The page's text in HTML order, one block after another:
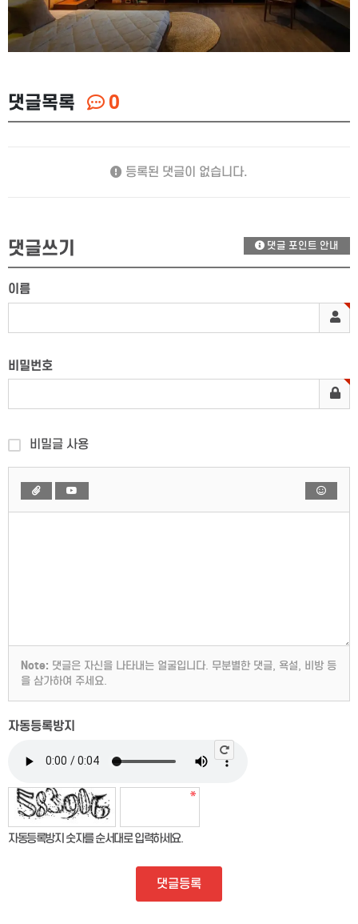
댓글목록 0
등록된 댓글이 없습니다.
댓글쓰기 댓글 포인트 안내
이름
비밀번호
비밀글 사용
Note: 댓글은 자신을 나타내는 얼굴입니다. 무분별한 댓글, 욕설, 비방 등
을 삼가하여 주세요.
자동등록방지
자동등록방지 숫자를 순서대로 입력하세요.
댓글등록